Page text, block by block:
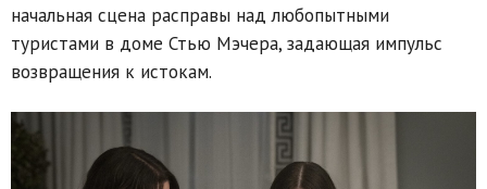
начальная сцена расправы над любопытными
туристами в доме Стью Мэчера, задающая импульс
возвращения к истокам.